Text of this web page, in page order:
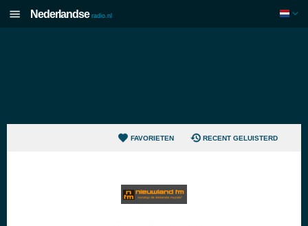
Nederlandse radio.nl
FAVORIETEN RECENT GELUISTERD